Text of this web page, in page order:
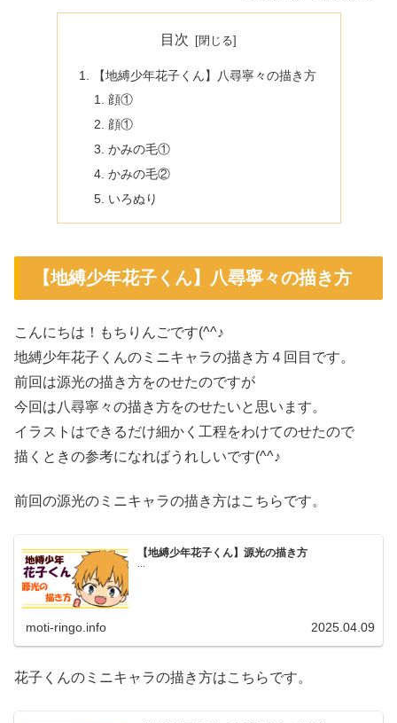
目次
【地縛少年花子くん】八尋寧々の描き方
顔①
顔①
かみの毛①
かみの毛②
いろぬり
【地縛少年花子くん】八尋寧々の描き方
こんにちは！もちりんごです(^^♪
地縛少年花子くんのミニキャラの描き方４回目です。
前回は源光の描き方をのせたのですが
今回は八尋寧々の描き方をのせたいと思います。
イラストはできるだけ細かく工程をわけてのせたので
描くときの参考になればうれしいです(^^♪
前回の源光のミニキャラの描き方はこちらです。
【地縛少年花子くん】源光の描き方
moti-ringo.info 2025.04.09
花子くんのミニキャラの描き方はこちらです。